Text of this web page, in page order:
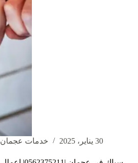
30 يناير، 2025 خدمات عجمان